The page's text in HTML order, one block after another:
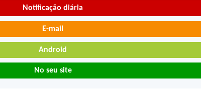
Notificação diária
E-mail
Android
No seu site